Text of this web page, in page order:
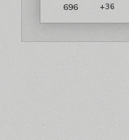
696 +36